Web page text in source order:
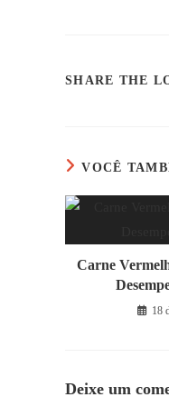
SHARE THE
VOCÊ
Carne
18
Deixe um